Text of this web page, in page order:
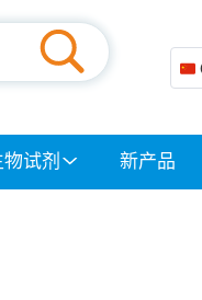
🇨🇳
物试剂 新产品